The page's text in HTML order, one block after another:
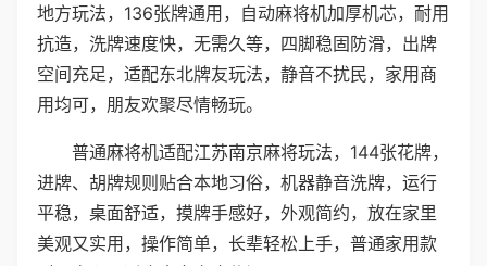
地方玩法，136张牌通用，自动麻将机加厚机芯，耐用
抗造，洗牌速度快，无需久等，四脚稳固防滑，出牌
空间充足，适配东北牌友玩法，静音不扰民，家用商
用均可，朋友欢聚尽情畅玩。
普通麻将机适配江苏南京麻将玩法，144张花牌，
进牌、胡牌规则贴合本地习俗，机器静音洗牌，运行
平稳，桌面舒适，摸牌手感好，外观简约，放在家里
美观又实用，操作简单，长辈轻松上手，普通家用款